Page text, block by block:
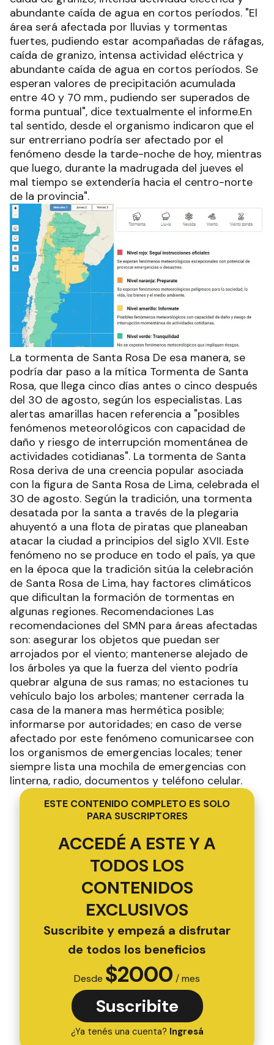
abundante caída de agua en cortos períodos. "El
área será afectada por lluvias y tormentas
fuertes, pudiendo estar acompañadas de ráfagas,
caída de granizo, intensa actividad eléctrica y
abundante caída de agua en cortos períodos. Se
esperan valores de precipitación acumulada
entre 40 y 70 mm., pudiendo ser superados de
forma puntual", dice textualmente el informe.En
tal sentido, desde el organismo indicaron que el
sur entrerriano podría ser afectado por el
fenómeno desde la tarde-noche de hoy, mientras
que luego, durante la madrugada del jueves el
mal tiempo se extendería hacia el centro-norte
de la provincia".
La tormenta de Santa Rosa De esa manera, se
podría dar paso a la mítica Tormenta de Santa
Rosa, que llega cinco días antes o cinco después
del 30 de agosto, según los especialistas. Las
alertas amarillas hacen referencia a "posibles
fenómenos meteorológicos con capacidad de
daño y riesgo de interrupción momentánea de
actividades cotidianas". La tormenta de Santa
Rosa deriva de una creencia popular asociada
con la figura de Santa Rosa de Lima, celebrada el
30 de agosto. Según la tradición, una tormenta
desatada por la santa a través de la plegaria
ahuyentó a una flota de piratas que planeaban
atacar la ciudad a principios del siglo XVII. Este
fenómeno no se produce en todo el país, ya que
en la época que la tradición sitúa la celebración
de Santa Rosa de Lima, hay factores climáticos
que dificultan la formación de tormentas en
algunas regiones. Recomendaciones Las
recomendaciones del SMN para áreas afectadas
son: asegurar los objetos que puedan ser
arrojados por el viento; mantenerse alejado de
los árboles ya que la fuerza del viento podría
quebrar alguna de sus ramas; no estaciones tu
vehículo bajo los arboles; mantener cerrada la
casa de la manera mas hermética posible;
informarse por autoridades; en caso de verse
afectado por este fenómeno comunicarsee con
los organismos de emergencias locales; tener
siempre lista una mochila de emergencias con
linterna, radio, documentos y teléfono celular.
ESTE CONTENIDO COMPLETO ES SOLO
PARA SUSCRIPTORES
ACCEDÉ A ESTE Y A
TODOS LOS
CONTENIDOS
EXCLUSIVOS
Suscribite y empezá a disfrutar
de todos los beneficios
Desde $2000 / mes
Suscribite
¿Ya tenés una cuenta? Ingresá